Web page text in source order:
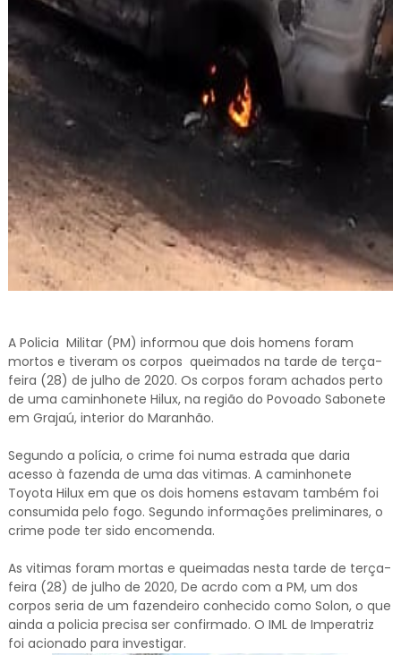
A Policia Militar (PM) informou que dois homens foram
mortos e tiveram os corpos queimados na tarde de terça-
feira (28) de julho de 2020. Os corpos foram achados perto
de uma caminhonete Hilux, na região do Povoado Sabonete
em Grajaú, interior do Maranhão.
Segundo a polícia, o crime foi numa estrada que daria
acesso à fazenda de uma das vitimas. A caminhonete
Toyota Hilux em que os dois homens estavam também foi
consumida pelo fogo. Segundo informações preliminares, o
crime pode ter sido encomenda.
As vitimas foram mortas e queimadas nesta tarde de terça-
feira (28) de julho de 2020, De acrdo com a PM, um dos
corpos seria de um fazendeiro conhecido como Solon, o que
ainda a policia precisa ser confirmado. O IML de Imperatriz
foi acionado para investigar.